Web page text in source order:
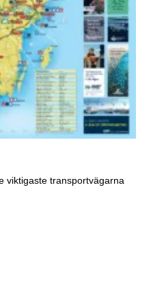
viktigaste transportvägarna